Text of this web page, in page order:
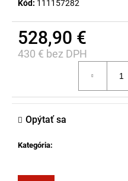
Kód: 111157282
528,90 €
430 € bez DPH
Kategória:
Opýtať sa
d
p